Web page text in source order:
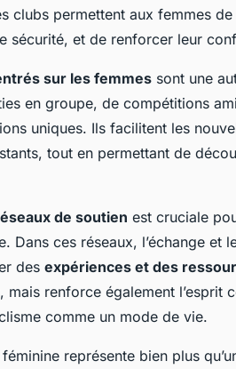
clubs permettent aux femmes de
sécurité, et de renforcer leur
sur les femmes sont une
en groupe, de compétitions
uniques. Ils facilitent les
tout en permettant de
de soutien est cruciale
Dans ces réseaux, l’échange et
des expériences et des
renforce également l’esprit
comme un mode de vie.
représente bien plus